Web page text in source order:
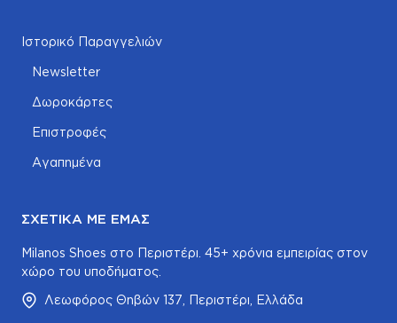
Ιστορικό Παραγγελιών
Newsletter
Δωροκάρτες
Επιστροφές
Αγαπημένα
ΣΧΕΤΙΚΆ ΜΕ ΕΜΆΣ
Milanos Shoes στο Περιστέρι. 45+ χρόνια εμπειρίας στον
χώρο του υποδήματος.
Λεωφόρος Θηβών 137, Περιστέρι, Ελλάδα